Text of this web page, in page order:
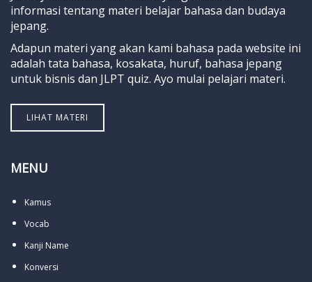
informasi tentang materi belajar bahasa dan budaya
jepang.
Adapun materi yang akan kami bahasa pada website ini
adalah tata bahasa, kosakata, huruf, bahasa jepang
untuk bisnis dan JLPT quiz. Ayo mulai pelajari materi.
LIHAT MATERI
MENU
Kamus
Vocab
Kanji Name
Konversi